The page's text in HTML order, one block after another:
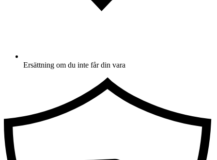
Ersättning om du inte får din vara